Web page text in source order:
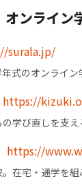
オンライン
surala.jp/
式のオンライン
https://
学び直しを支
https://
在宅・通学を